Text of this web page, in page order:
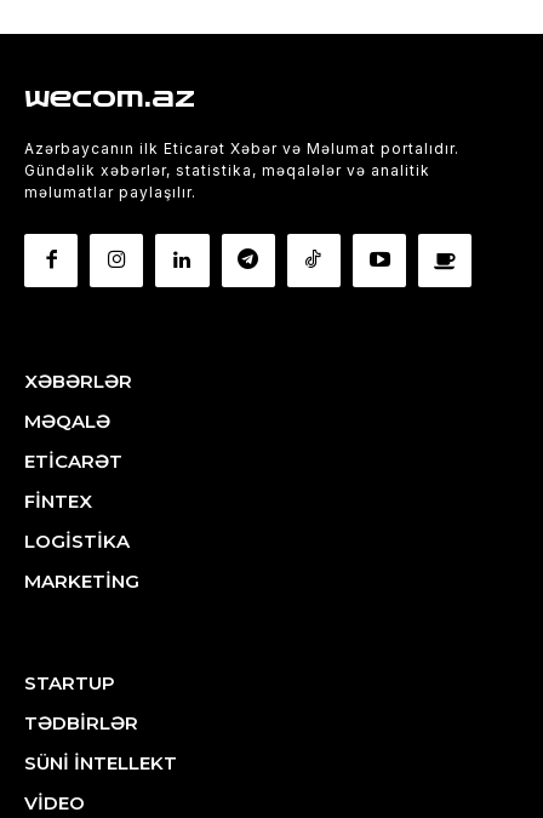
wecom.az
Azərbaycanın ilk Eticarət Xəbər və Məlumat portalıdır.
Gündəlik xəbərlər, statistika, məqalələr və analitik
məlumatlar paylaşılır.
XƏBƏRLƏR
MƏQALƏ
ETİCARƏT
FİNTEX
LOGİSTİKA
MARKETİNG
STARTUP
TƏDBİRLƏR
SÜNİ İNTELLEKT
VİDEO